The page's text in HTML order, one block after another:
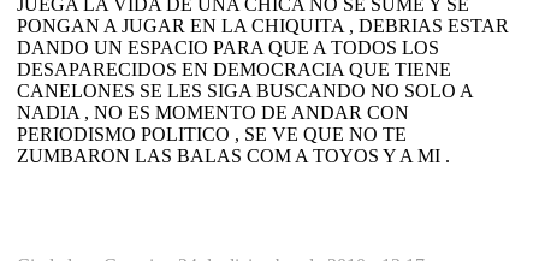
JUEGA LA VIDA DE UNA CHICA NO SE SUME Y SE
PONGAN A JUGAR EN LA CHIQUITA , DEBRIAS ESTAR
DANDO UN ESPACIO PARA QUE A TODOS LOS
DESAPARECIDOS EN DEMOCRACIA QUE TIENE
CANELONES SE LES SIGA BUSCANDO NO SOLO A
NADIA , NO ES MOMENTO DE ANDAR CON
PERIODISMO POLITICO , SE VE QUE NO TE
ZUMBARON LAS BALAS COM A TOYOS Y A MI .